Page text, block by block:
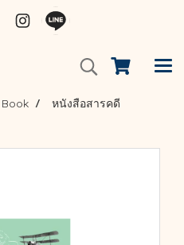
Book
หนังสือสารคดี